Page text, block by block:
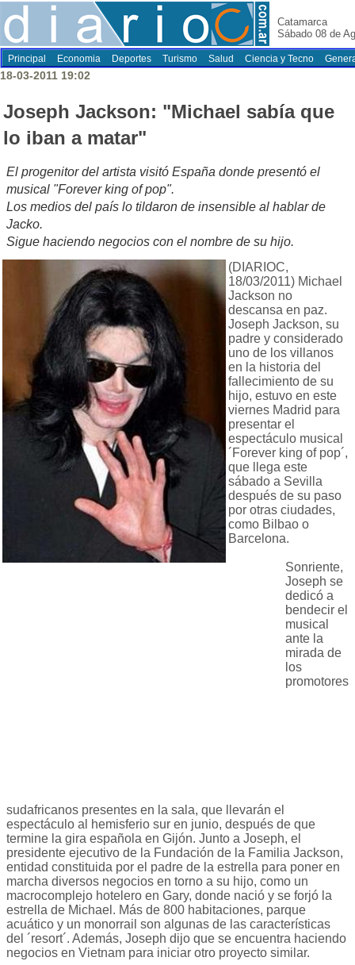
Catamarca
Sábado 08 de
Principal Economia Deportes Turismo Salud Ciencia y Tecno
18-03-2011 19:02
Joseph Jackson: "Michael sabía que
lo iban a matar"
El progenitor del artista visitó España donde presentó el
musical "Forever king of pop".
Los medios del país lo tildaron de insensible al hablar de
Jacko.
Sigue haciendo negocios con el nombre de su hijo.
(DIARIOC,
18/03/2011) Michael
Jackson no
descansa en paz.
Joseph Jackson, su
padre y considerado
uno de los villanos
en la historia del
fallecimiento de su
hijo, estuvo en este
viernes Madrid para
presentar el
espectáculo musical
´Forever king of pop´,
que llega este
sábado a Sevilla
después de su paso
por otras ciudades,
como Bilbao o
Barcelona.
Sonriente,
Joseph se
dedicó a
bendecir el
musical
ante la
mirada de
los
promotores
sudafricanos presentes en la sala, que llevarán el
espectáculo al hemisferio sur en junio, después de que
termine la gira española en Gijón. Junto a Joseph, el
presidente ejecutivo de la Fundación de la Familia Jackson,
entidad constituida por el padre de la estrella para poner en
marcha diversos negocios en torno a su hijo, como un
macrocomplejo hotelero en Gary, donde nació y se forjó la
estrella de Michael. Más de 800 habitaciones, parque
acuático y un monorrail son algunas de las características
del ´resort´. Además, Joseph dijo que se encuentra haciendo
negocios en Vietnam para iniciar otro proyecto similar.